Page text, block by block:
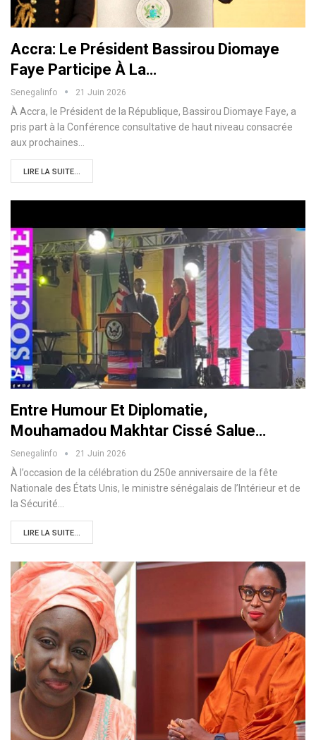
Accra: Le Président Bassirou Diomaye
Faye Participe À La…
Senegalinfo 21 Juin 2026
À Accra, le Président de la République, Bassirou Diomaye Faye, a
pris part à la Conférence consultative de haut niveau consacrée
aux prochaines…
LIRE LA SUITE...
Entre Humour Et Diplomatie,
Mouhamadou Makhtar Cissé Salue…
Senegalinfo 21 Juin 2026
À l’occasion de la célébration du 250e anniversaire de la fête
Nationale des États Unis, le ministre sénégalais de l’Intérieur et de
la Sécurité…
LIRE LA SUITE...